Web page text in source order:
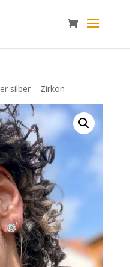
silber – Zirkon